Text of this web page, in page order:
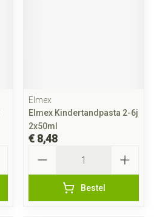
Elmex
Elmex Kindertandpasta 2-6j
2x50ml
€ 8,48
Bestel